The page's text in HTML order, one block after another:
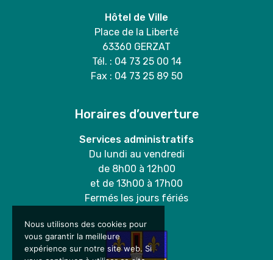
Hôtel de Ville
Place de la Liberté
63360 GERZAT
Tél. : 04 73 25 00 14
Fax : 04 73 25 89 50
Horaires d’ouverture
Services administratifs
Du lundi au vendredi
de 8h00 à 12h00
et de 13h00 à 17h00
Fermés les jours fériés
Nous utilisons des cookies pour
vous garantir la meilleure
expérience sur notre site web. Si